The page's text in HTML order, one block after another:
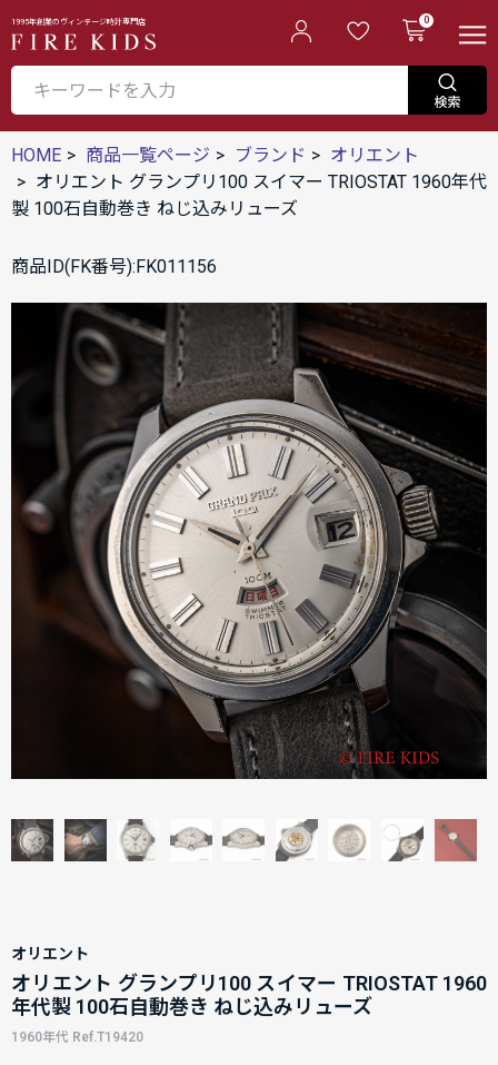
1995年創業のヴィンテージ時計専門店 0
HOME 商品一覧ページ ブランド
オリエント
オリエント グランプリ100 スイマー TRIOSTAT 1960年代
製 100石自動巻き ねじ込みリューズ
商品ID(FK番号):FK011156
オリエント
オリエント グランプリ100 スイマー TRIOSTAT 1960
年代製 100石自動巻き ねじ込みリューズ
1960年代 Ref.T19420